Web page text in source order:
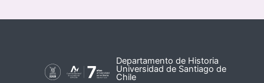
Departamento de Historia
Universidad de Santiago de
Chile